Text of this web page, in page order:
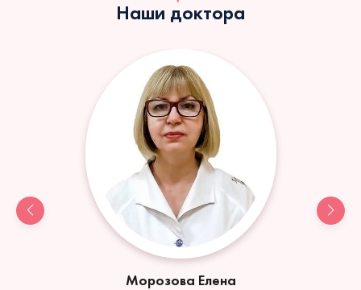
Наши доктора
Морозова Елена